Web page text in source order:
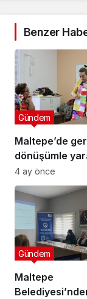
Benzer
Maltepe’de
dönüşümle
buluştu
Gündem
4 ay önce
Maltepe
Gündem